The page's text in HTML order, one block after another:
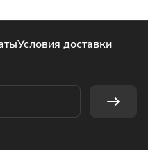
Условия доставки